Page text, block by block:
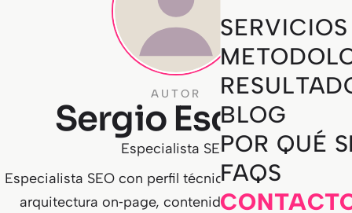
SERVICIOS
BLOG
POR QUÉ
FAQS
AUTOR
Sergio Escriba
Especialista SEO
Especialista SEO con perfil técnico y editorial. Cubre
arquitectura on‑page, contenidos optimizados y